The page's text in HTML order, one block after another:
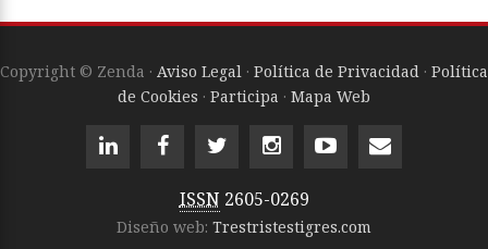
Copyright © Zenda · Aviso Legal · Política de Privacidad · Política
de Cookies · Participa · Mapa Web
ISSN 2605-0269
Diseño web: Trestristestigres.com